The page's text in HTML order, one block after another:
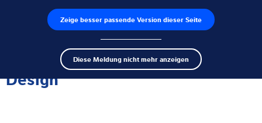
Zeige besser passende Version dieser Seite
Diese Meldung nicht mehr anzeigen
Produktfinder Jobs
Search
term
Wägeelektroniken
Wägemodule im hygienischen
Design